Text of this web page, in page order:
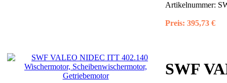
Artikelnummer:
Preis: 395,73 €
SWF